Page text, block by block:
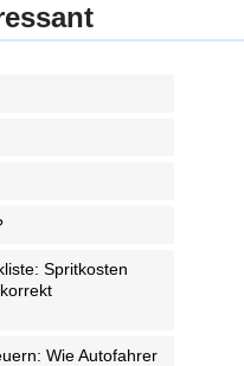
Spritkosten
Wie Autofahrer